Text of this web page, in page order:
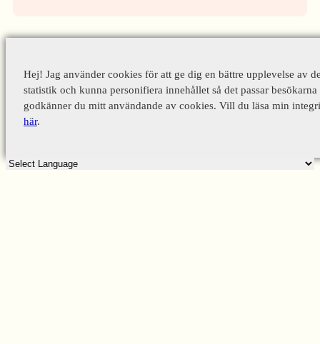
Hej! Jag använder cookies för att ge dig en bättre upplevelse av
statistik och kunna personifiera innehållet så det passar
godkänner du mitt användande av cookies. Vill du läsa min
här.